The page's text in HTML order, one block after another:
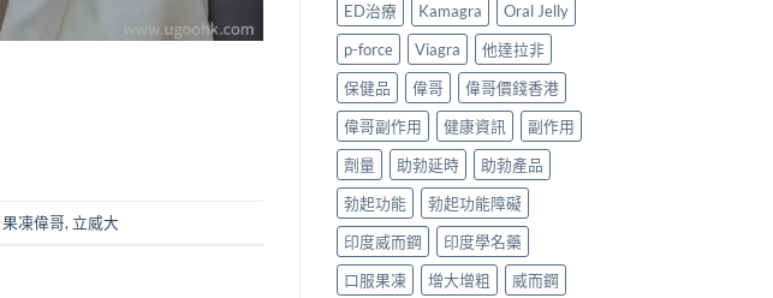
果凍偉哥, 立威大
ED治療
Kamagra
Oral Jelly
p-force
Viagra
他達拉非
保健品
偉哥
偉哥價錢香港
偉哥副作用
健康資訊
副作用
劑量
助勃延時
助勃產品
勃起功能
勃起功能障礙
印度威而鋼
印度學名藥
口服果凍
增大增粗
威而鋼